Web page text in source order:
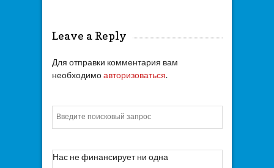
Leave a Reply
Для отправки комментария вам
необходимоавторизоваться.
Нас не финансирует ни одна